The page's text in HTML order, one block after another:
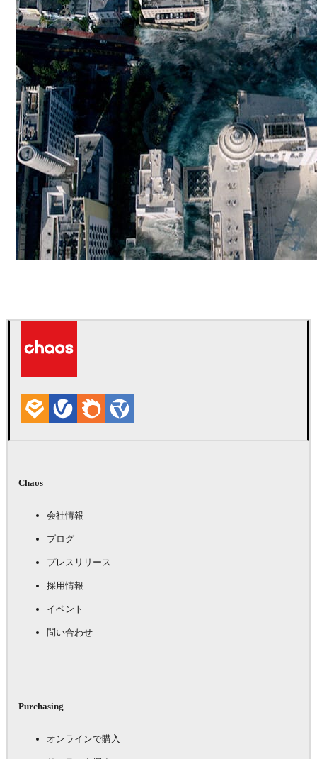
Chaos
会社情報
ブログ
プレスリリース
採用情報
イベント
問い合わせ
Purchasing
オンラインで購入